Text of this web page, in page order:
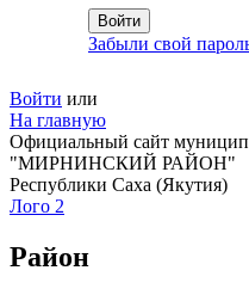
Забыли свой
Войти или
На главную
Официальный сайт
"МИРНИНСКИЙ РАЙОН"
Республики Саха (Якутия)
Лого 2
Район